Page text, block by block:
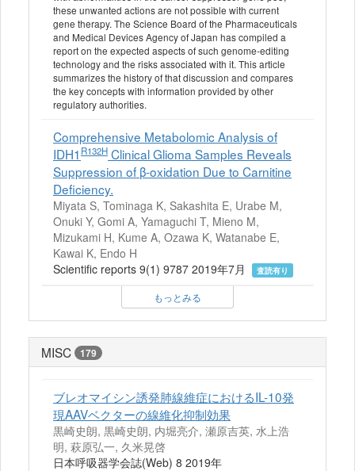
these unwanted actions are not possible with current
gene therapy. The Science Board of the Pharmaceuticals
and Medical Devices Agency of Japan has compiled a
report on the expected aspects of such genome-editing
technology and the risks associated with it. This article
summarizes the history of that discussion and compares
the key concepts with information provided by other
regulatory authorities.
Comprehensive Metabolomic Analysis of
IDH1 R132H Clinical Glioma Samples Reveals
Suppression of β-oxidation Due to Carnitine
Deficiency.
Miyata S, Tominaga K, Sakashita E, Urabe M,
Onuki Y, Gomi A, Yamaguchi T, Mieno M,
Mizukami H, Kume A, Ozawa K, Watanabe E,
Kawai K, Endo H
Scientific reports 9(1) 9787 2019年7月
査読有り
もっとみる
MISC 179
ブレオマイシン誘発肺線維症におけるIL-10発
現AAVベクターの線維化抑制効果
黒崎史朗, 黒崎史朗, 内堀亮介, 瀬原吉英, 水上浩
明, 萩原弘一, 久米晃啓
日本呼吸器学会誌(Web) 8 2019年